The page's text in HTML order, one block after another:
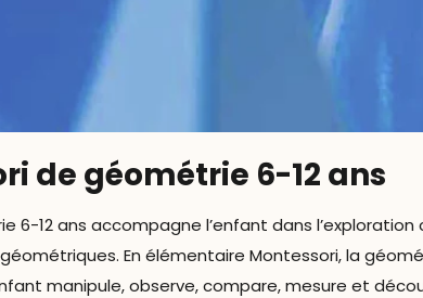
de géométrie 6-12 ans
6-12 ans accompagne l’enfant dans
En élémentaire Montessori, la
manipule, observe, compare, mesure et